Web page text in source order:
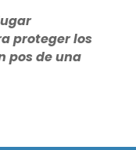
proteger los
pos de una